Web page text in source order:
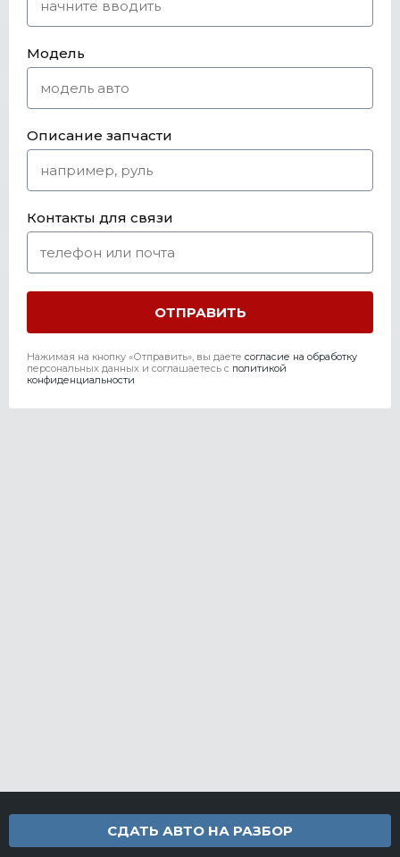
Модель
Описание запчасти
Контакты для связи
Нажимая на кнопку «Отправить», вы даете согласие на обработку
персональных данных и соглашаетесь c политикой
конфиденциальности
СДАТЬ АВТО НА РАЗБОР